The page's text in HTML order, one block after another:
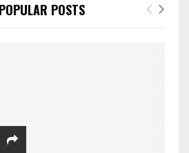
POPULAR POSTS